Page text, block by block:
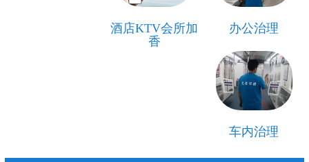
酒店KTV会所加
香
办公治理
车内治理